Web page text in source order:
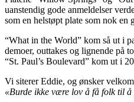
uanstendig gode anmeldelser
som en helstøpt plate som nok en
“What in the World” kom så ut i
demoer, outtakes og lignende på
“St. Paul’s Boulevard” kom ut i
Vi siterer Eddie, og ønsker
«Burde ikke være lov å få folk til